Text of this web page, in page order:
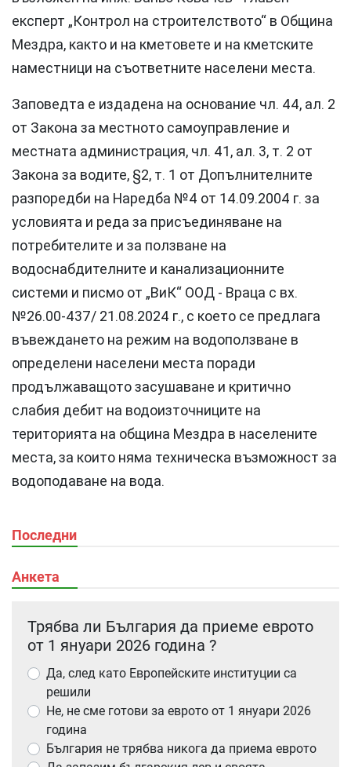
експерт „Контрол на строителството“ в Община
Мездра, както и на кметовете и на кметските
наместници на съответните населени места.
Заповедта е издадена на основание чл. 44, ал. 2
от Закона за местното самоуправление и
местната администрация, чл. 41, ал. 3, т. 2 от
Закона за водите, §2, т. 1 от Допълнителните
разпоредби на Наредба №4 от 14.09.2004 г. за
условията и реда за присъединяване на
потребителите и за ползване на
водоснабдителните и канализационните
системи и писмо от „ВиК“ ООД - Враца с вх.
№26.00-437/ 21.08.2024 г., с което се предлага
въвеждането на режим на водоползване в
определени населени места поради
продължаващото засушаване и критично
слабия дебит на водоизточниците на
територията на община Мездра в населените
места, за които няма техническа възможност за
водоподаване на вода.
Последни
Анкета
Трябва ли България да приеме еврото
от 1 януари 2026 година ?
Да, след като Европейските институции са
решили
Не, не сме готови за еврото от 1 януари 2026
година
България не трябва никога да приема еврото